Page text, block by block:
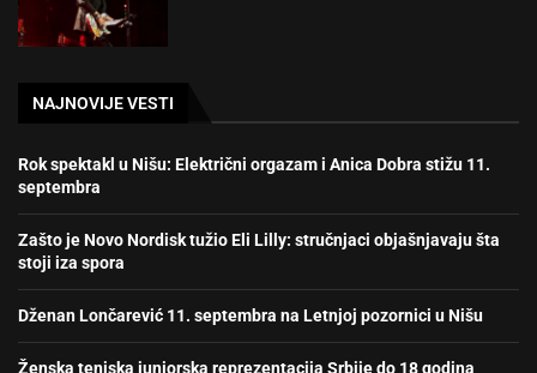
NAJNOVIJE VESTI
Rok spektakl u Nišu: Električni orgazam i Anica Dobra stižu 11.
septembra
Zašto je Novo Nordisk tužio Eli Lilly: stručnjaci objašnjavaju šta
stoji iza spora
Dženan Lončarević 11. septembra na Letnjoj pozornici u Nišu
Ženska teniska juniorska reprezentacija Srbije do 18 godina